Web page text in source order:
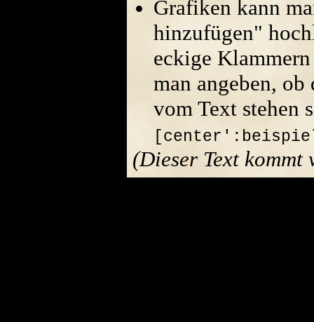
Grafiken kann
hinzufügen"
eckige
man angeben,
vom Text stehen
(Dieser Text kommt